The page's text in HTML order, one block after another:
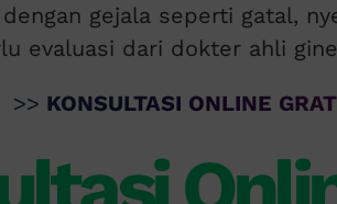
gejala seperti gatal,
evaluasi dari dokter ahli
>> KONSULTASI ONLINE